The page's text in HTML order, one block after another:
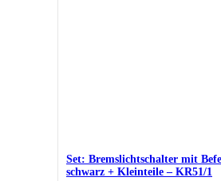
Set: Bremslichtschalter mit
schwarz + Kleinteile – KR51/1